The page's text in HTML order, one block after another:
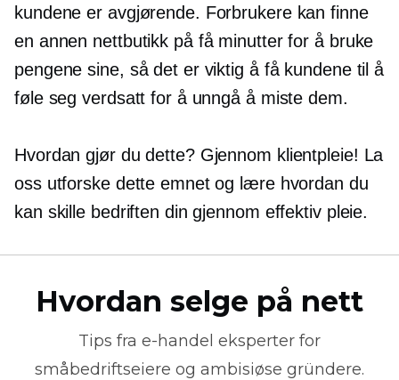
kundene er avgjørende. Forbrukere kan finne
en annen nettbutikk på få minutter for å bruke
pengene sine, så det er viktig å få kundene til å
føle seg verdsatt for å unngå å miste dem.
Hvordan gjør du dette? Gjennom klientpleie! La
oss utforske dette emnet og lære hvordan du
kan skille bedriften din gjennom effektiv pleie.
Hvordan selge på nett
Tips fra e-handel eksperter for
småbedriftseiere og ambisiøse gründere.